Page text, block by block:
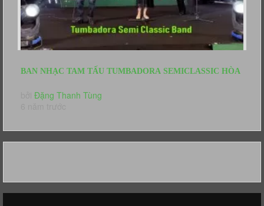
BAN NHẠC TAM TẤU TUMBADORA SEMICLASSIC HÒA
TẤU KHAI MẠC HNKH CỎ MAY GROUP
Đặng Thanh Tùng